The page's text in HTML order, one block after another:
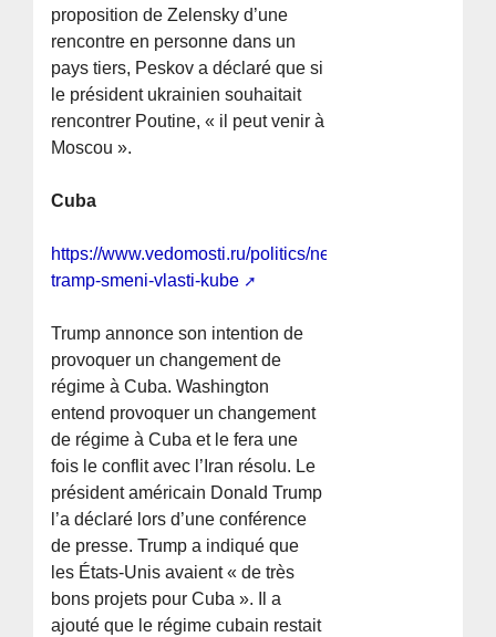
proposition de Zelensky d’une
rencontre en personne dans un
pays tiers, Peskov a déclaré que si
le président ukrainien souhaitait
rencontrer Poutine, « il peut venir à
Moscou ».
Cuba
https://www.vedomosti.ru/politics/news/2026/06/05/
tramp-smeni-vlasti-kube
Trump annonce son intention de
provoquer un changement de
régime à Cuba. Washington
entend provoquer un changement
de régime à Cuba et le fera une
fois le conflit avec l’Iran résolu. Le
président américain Donald Trump
l’a déclaré lors d’une conférence
de presse. Trump a indiqué que
les États-Unis avaient « de très
bons projets pour Cuba ». Il a
ajouté que le régime cubain restait